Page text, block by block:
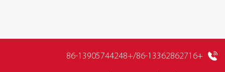
+86-13362862716/+86-13905744248